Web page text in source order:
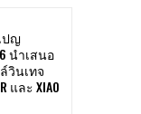
ปญ
นำเสนอ
วินเทจ
และ XIAO